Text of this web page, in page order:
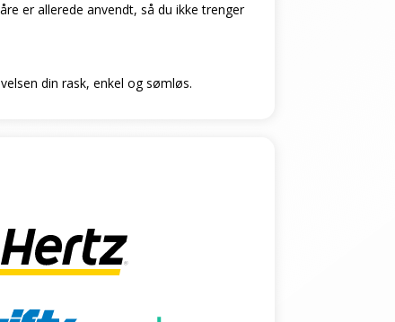
er allerede anvendt, så du ikke trenger
din rask, enkel og sømløs.